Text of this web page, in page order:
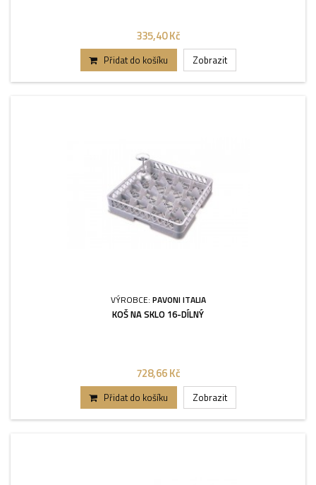
335,40 Kč
Přidat do košíku Zobrazit
VÝROBCE: PAVONI ITALIA
KOŠ NA SKLO 16-DÍLNÝ
728,66 Kč
Přidat do košíku Zobrazit